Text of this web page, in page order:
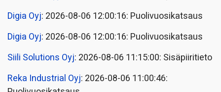
Digia Oyj: 2026-08-06 12:00:16: Puolivuosikatsaus
Digia Oyj: 2026-08-06 12:00:16: Puolivuosikatsaus
Siili Solutions Oyj: 2026-08-06 11:15:00: Sisäpiiritieto
Reka Industrial Oyj: 2026-08-06 11:00:46: